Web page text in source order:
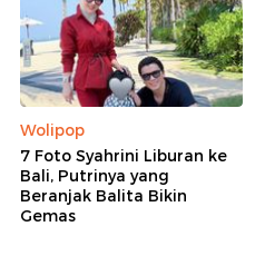
Wolipop
7 Foto Syahrini Liburan ke
Bali, Putrinya yang
Beranjak Balita Bikin
Gemas